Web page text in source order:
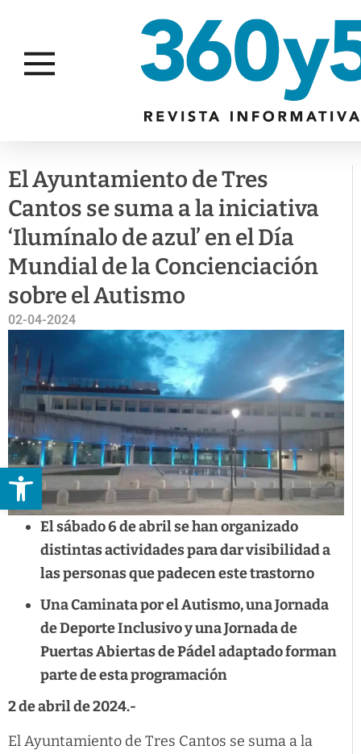
Abrir barra de herramientas
El Ayuntamiento de Tres
Cantos se suma a la iniciativa
‘Ilumínalo de azul’ en el Día
Mundial de la Concienciación
sobre el Autismo
02-04-2024
El sábado 6 de abril se han organizado
distintas actividades para dar visibilidad a
las personas que padecen este trastorno
Una Caminata por el Autismo, una Jornada
de Deporte Inclusivo y una Jornada de
Puertas Abiertas de Pádel adaptado forman
parte de esta programación
2 de abril de 2024.-
El Ayuntamiento de Tres Cantos se suma a la